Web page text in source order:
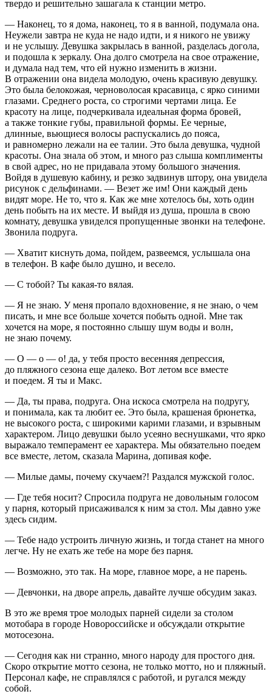
твердо и решительно зашагала к станции метро.
— Наконец, то я дома, наконец, то я в ванной, подумала она.
Неужели завтра не куда не надо идти, и я никого не увижу
и не услышу. Девушка закрылась в ванной, разделась догола,
и подошла к зеркалу. Она долго смотрела на свое отражение,
и думала над тем, что ей нужно изменить в жизни.
В отражении она видела молодую, очень красивую девушку.
Это была белокожая, черноволосая красавица, с ярко синими
глазами. Среднего роста, со строгими чертами лица. Ее
красоту на лице, подчеркивала идеальная форма бровей,
а также тонкие губы, правильной формы. Ее черные,
длинные, вьющиеся волосы распускались до пояса,
и равномерно лежали на ее талии. Это была девушка, чудной
красоты. Она знала об этом, и много раз слыша комплименты
в свой адрес, но не придавала этому большого значения.
Войдя в душевую кабину, и резко задвинув штору, она увидела
рисунок с дельфинами. — Везет же им! Они каждый день
видят море. Не то, что я. Как же мне хотелось бы, хоть один
день побыть на их месте. И выйдя из душа, прошла в свою
комнату, девушка увиделся пропущенные звонки на телефоне.
Звонила подруга.
— Хватит киснуть дома, пойдем, развеемся, услышала она
в телефон. В кафе было душно, и весело.
— С тобой? Ты какая-то вялая.
— Я не знаю. У меня пропало вдохновение, я не знаю, о чем
писать, и мне все больше хочется побыть одной. Мне так
хочется на море, я постоянно слышу шум воды и волн,
не знаю почему.
— О — о — о! да, у тебя просто весенняя депрессия,
до пляжного сезона еще далеко. Вот летом все вместе
и поедем. Я ты и Макс.
— Да, ты права, подруга. Она искоса смотрела на подругу,
и понимала, как та любит ее. Это была, крашеная брюнетка,
не высокого роста, с широкими карими глазами, и взрывным
характером. Лицо девушки было усеяно веснушками, что ярко
выражало темперамент ее характера. Мы обязательно поедем
все вместе, летом, сказала Марина, допивая кофе.
— Милые дамы, почему скучаем?! Раздался мужской голос.
— Где тебя носит? Спросила подруга не довольным голосом
у парня, который присаживался к ним за стол. Мы давно уже
здесь сидим.
— Тебе надо устроить личную жизнь, и тогда станет на много
легче. Ну не ехать же тебе на море без парня.
— Возможно, это так. На море, главное море, а не парень.
— Девчонки, на дворе апрель, давайте лучше обсудим заказ.
В это же время трое молодых парней сидели за столом
мотобара в городе Новороссийске и обсуждали открытие
мотосезона.
— Сегодня как ни странно, много народу для простого дня.
Скоро открытие мотто сезона, не только мотто, но и пляжный.
Персонал кафе, не справлялся с работой, и ругался между
собой.